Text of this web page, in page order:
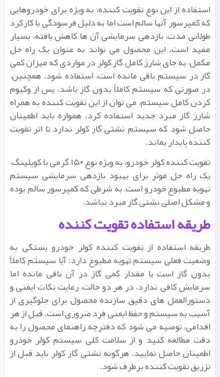
استفاده از این نوع تقویت کننده، به ویژه برای خودروهایی
که کمپرسور آنها سالم است اما به دلیل فرسودگی یا کارکرد
طولانی مدت، بازدهی سرمایشی آن ها کاهش یافته، بسیار
مفید است. این محصول می تواند به عنوان یک راه حل
مکمل، به جای شارژ کامل گاز کولر در مواردی که میزان کمی
گاز در سیستم باقی مانده است، استفاده شود. همچنین،
در صورتی که سیستم کاملاً بدون گاز باشد، پس از وکیوم
کردن کامل سیستم، می توان از این تقویت کننده به همراه
شارژ گاز مبرد جدید استفاده کرد. همواره باید اطمینان
حاصل شود که سیستم نشتی گاز کولر ندارد تا اثر تقویت
کننده پایدار بماند.
تقویت کننده کولر خودرو، به ویژه نوع ۱۵۰ گرمی با کوپلینگ،
یک راه حل موثر برای بهبود بازدهی سرمایشی سیستم
تهویه مطبوع خودرو است، به شرطی که کمپرسور سالم بوده
و مشکل اصلی نشتی گاز مبرد نباشد.
طریقه استفاده تقویت کننده
طریقه استفاده از تقویت کننده کولر خودرو بستگی به
وضعیت فعلی سیستم تهویه مطبوع دارد: آیا سیستم کاملاً
بدون گاز است یا مقدار کمی گاز در آن باقی مانده اما
سرمایش کافی ندارد. در هر دو حالت، رعایت نکات ایمنی و
دستورالعمل های دقیق سازنده محصول برای جلوگیری از
آسیب به سیستم و حفظ ایمنی فرد ضروری است. قبل از هر
اقدامی، توصیه می شود که دفترچه راهنمای محصول را به
دقت مطالعه کنید و از سلامت کلی سیستم کولر خودرو
اطمینان حاصل نمایید. هرگونه نشتی گاز کولر باید قبل از
تزریق تقویت کننده برطرف شود.